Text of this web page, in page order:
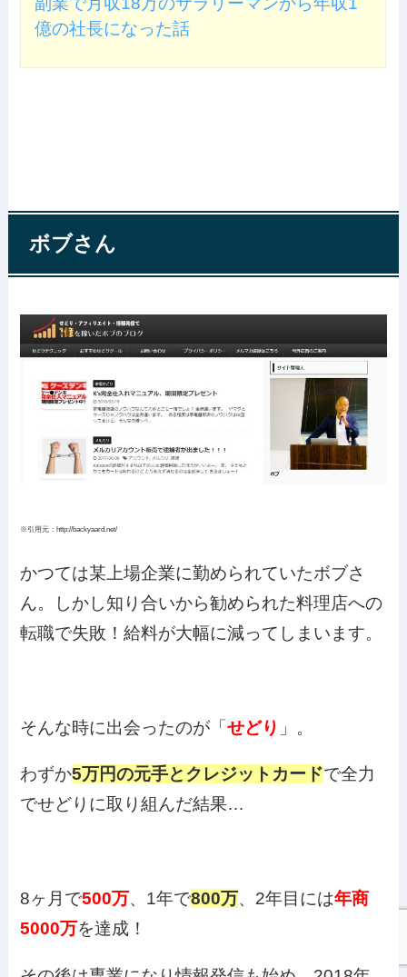
億の社長になった話
ボブさん
※引用元：http://backyaard.net/
かつては某上場企業に勤められていたボブさ
ん。しかし知り合いから勧められた料理店への
転職で失敗！給料が大幅に減ってしまいます。
そんな時に出会ったのが「せどり 」。
わずか5万円の元手とクレジットカードで全力
でせどりに取り組んだ結果…
8ヶ月で500万、1年で800万、2年目には年商
5000万を達成！